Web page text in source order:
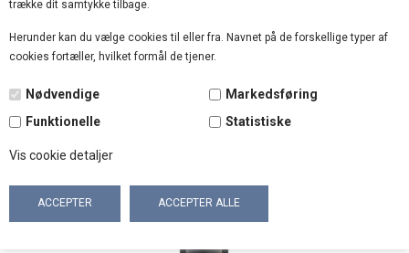
trække dit samtykke tilbage.
Herunder kan du vælge cookies til eller fra. Navnet på de forskellige typer af
cookies fortæller, hvilket formål de tjener.
Nødvendige
Markedsføring
Funktionelle
Statistiske
Vis cookie detaljer